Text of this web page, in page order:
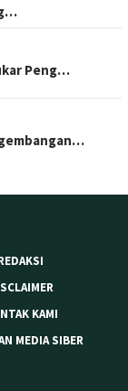
Peng…
KAMI
MEDIA SIBER